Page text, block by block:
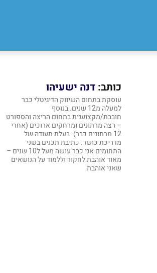
כותב: דנה ישעיהו
עוסקת בתחום השיווק הדיגיטלי כבר
למעלה מ12 שנים. בנוסף
חובבת/מקצוענית בתחום הריצה והספורט
– רצה מרתונים ומרחקים ארוכים (אחרי
12 מרתונים כבר). בעלת תעודה של
מדריכת כושר. כתיבת תכנים בשני
התחומים אני כבר עושה מעל ל10 שנים –
מאוד אוהבת לחקור וללמוד על הנושאים
שאני אוהבת